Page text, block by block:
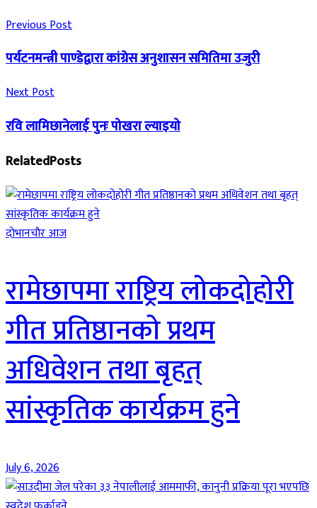
Previous Post
पर्यटनमन्त्री पाण्डेद्वारा कांग्रेस अनुशासन समितिमा उजुरी
Next Post
रवि लामिछानेलाई पुनः पोखरा ल्याइयो
RelatedPosts
दाेभानचाैर आज
रामेछापमा राष्ट्रिय लोकदोहोरी
गीत प्रतिष्ठानको प्रथम
अधिवेशन तथा बृहत्
सांस्कृतिक कार्यक्रम हुने
July 6, 2026